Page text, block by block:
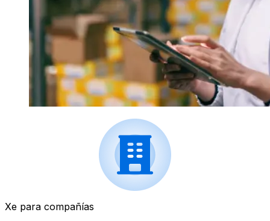
Xe para compañías